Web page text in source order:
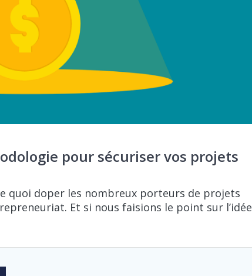
pour sécuriser vos projets
quoi doper les nombreux porteurs de projets
Et si nous faisions le point sur l’idée